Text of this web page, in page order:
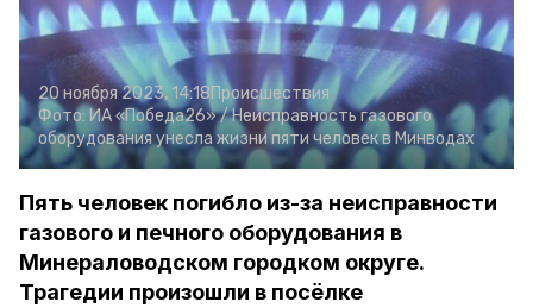
20 ноября 2023, 14:18Происшествия
Фото: ИА «Победа26» /Неисправность газового
оборудования унесла жизни пяти человек в Минводах
Пять человек погибло из-за неисправности
газового и печного оборудования в
Минераловодском городком округе.
Трагедии произошли в посёлке